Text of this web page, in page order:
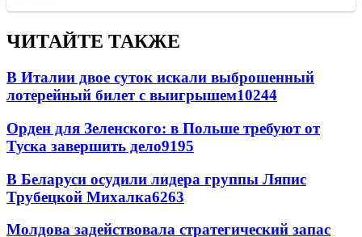
ЧИТАЙТЕ ТАКЖЕ
В Италии двое суток искали выброшенный
лотерейный билет с выигрышем10244
Орден для Зеленского: в Польше требуют от
Туска завершить дело9195
В Беларуси осудили лидера группы Ляпис
Трубецкой Михалка6263
Молдова задействовала стратегический запас